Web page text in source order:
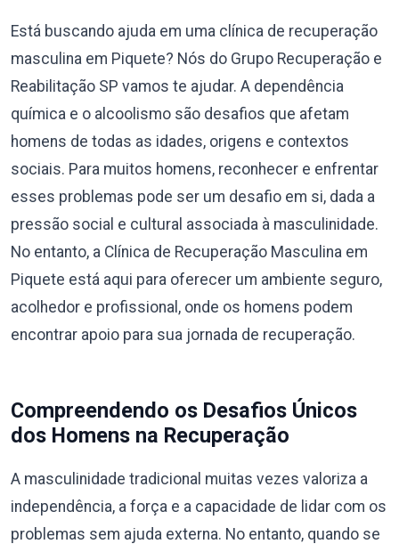
Está buscando ajuda em uma clínica de recuperação
masculina em Piquete? Nós do Grupo Recuperação e
Reabilitação SP vamos te ajudar. A dependência
química e o alcoolismo são desafios que afetam
homens de todas as idades, origens e contextos
sociais. Para muitos homens, reconhecer e enfrentar
esses problemas pode ser um desafio em si, dada a
pressão social e cultural associada à masculinidade.
No entanto, a Clínica de Recuperação Masculina em
Piquete está aqui para oferecer um ambiente seguro,
acolhedor e profissional, onde os homens podem
encontrar apoio para sua jornada de recuperação.
Compreendendo os Desafios Únicos
dos Homens na Recuperação
A masculinidade tradicional muitas vezes valoriza a
independência, a força e a capacidade de lidar com os
problemas sem ajuda externa. No entanto, quando se